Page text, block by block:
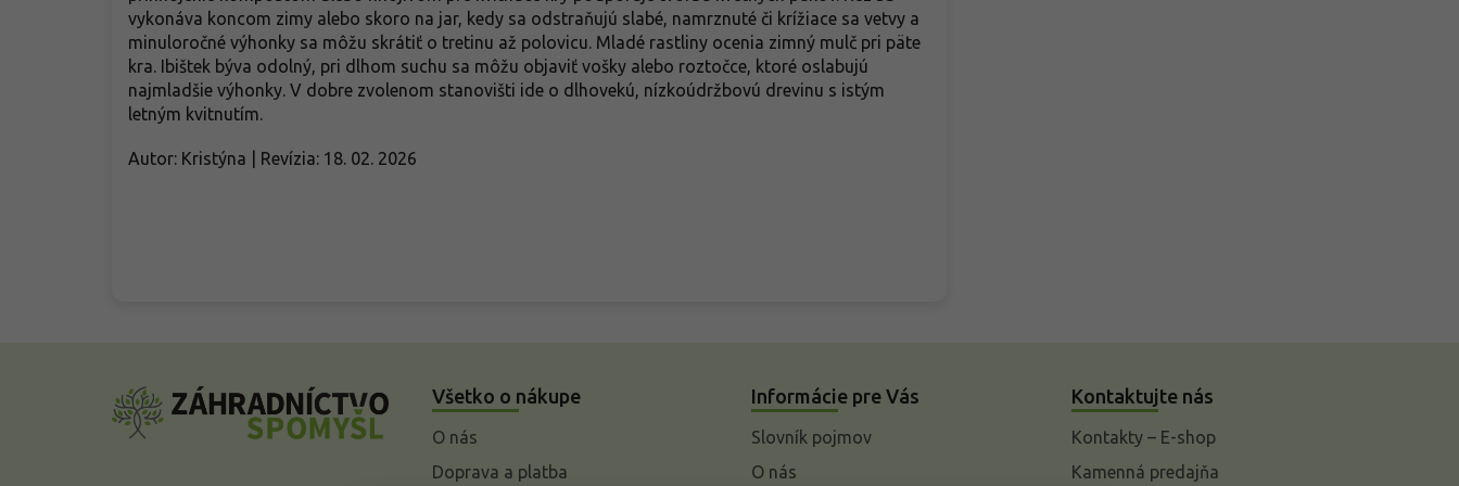
vykonáva koncom zimy alebo skoro na jar, kedy sa odstraňujú slabé, namrznuté či krížiace sa vetvy a
minuloročné výhonky sa môžu skrátiť o tretinu až polovicu. Mladé rastliny ocenia zimný mulč pri päte
kra. Ibištek býva odolný, pri dlhom suchu sa môžu objaviť vošky alebo roztočce, ktoré oslabujú
najmladšie výhonky. V dobre zvolenom stanovišti ide o dlhovekú, nízkoúdržbovú drevinu s istým
letným kvitnutím.
Autor: Kristýna | Revízia: 18. 02. 2026
Všetko o nákupe
O nás
Doprava a platba
Informácie pre Vás
Slovník pojmov
O nás
Kontaktujte nás
Kontakty – E-shop
Kamenná predajňa